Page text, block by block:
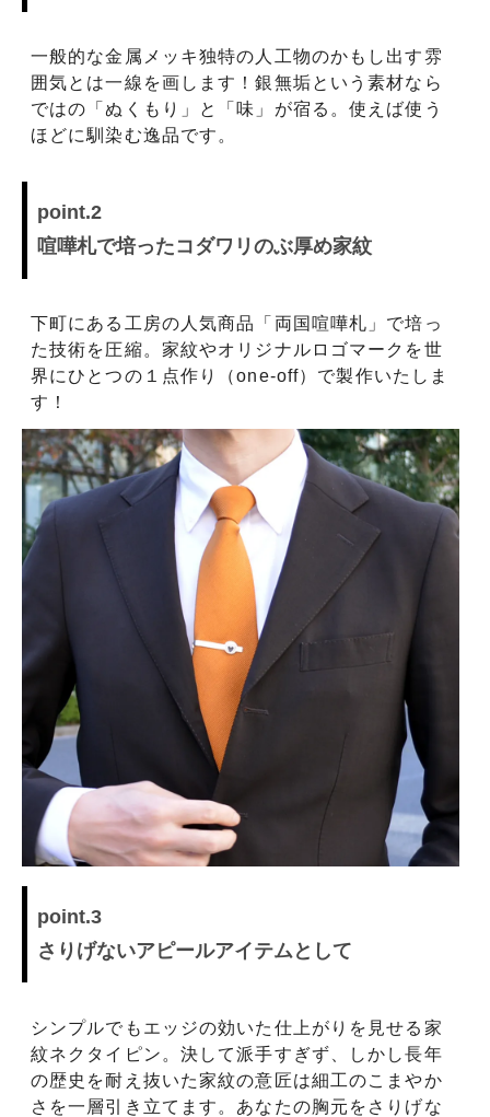
一般的な金属メッキ独特の人工物のかもし出す雰
囲気とは一線を画します！銀無垢という素材なら
ではの「ぬくもり」と「味」が宿る。使えば使う
ほどに馴染む逸品です。
point.2
喧嘩札で培ったコダワリのぶ厚め家紋
下町にある工房の人気商品「両国喧嘩札」で培っ
た技術を圧縮。家紋やオリジナルロゴマークを世
界にひとつの１点作り（one-off）で製作いたしま
す！
point.3
さりげないアピールアイテムとして
シンプルでもエッジの効いた仕上がりを見せる家
紋ネクタイピン。決して派手すぎず、しかし長年
の歴史を耐え抜いた家紋の意匠は細工のこまやか
さを一層引き立てます。あなたの胸元をさりげな